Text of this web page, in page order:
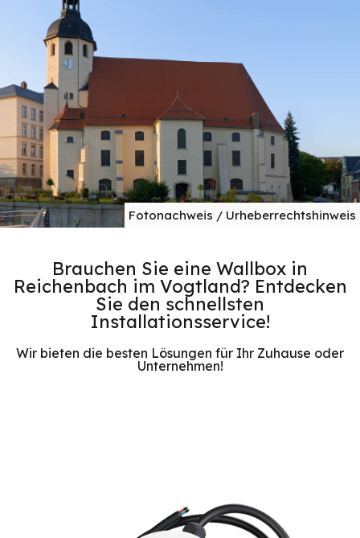
Fotonachweis / Urheberrechtshinweis
Brauchen Sie eine Wallbox in
Reichenbach im Vogtland? Entdecken
Sie den schnellsten
Installationsservice!
Wir bieten die besten Lösungen für Ihr Zuhause oder
Unternehmen!